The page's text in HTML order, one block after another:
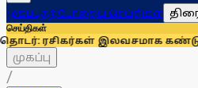
முகப்புதற்போதைய செய்திகள்
செய்திகள்
இலவசமாக கண்டு
முகப்பு
/